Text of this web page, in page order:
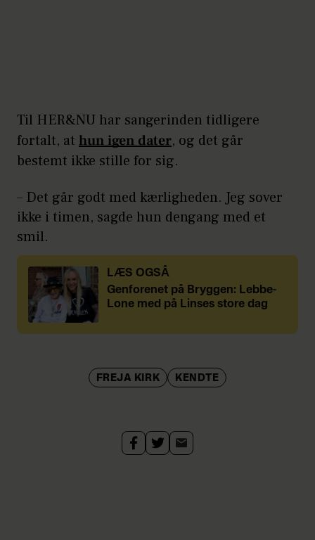
Til HER&NU har sangerinden tidligere
fortalt, at hun igen dater, og det går
bestemt ikke stille for sig.
– Det går godt med kærligheden. Jeg sover
ikke i timen, sagde hun dengang med et
smil.
LÆS OGSÅ
Genforenet på Bryggen: Lebbe-
Lone med på Linses store dag
FREJA KIRK KENDTE